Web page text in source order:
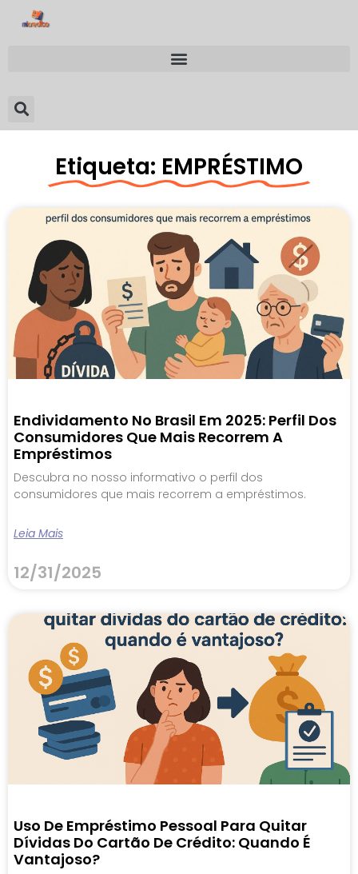
Etiqueta: EMPRÉSTIMO
Endividamento No Brasil Em 2025: Perfil Dos
Consumidores Que Mais Recorrem A
Empréstimos
Descubra no nosso informativo o perfil dos
consumidores que mais recorrem a empréstimos.
Leia Mais
12/31/2025
Uso De Empréstimo Pessoal Para Quitar
Dívidas Do Cartão De Crédito: Quando É
Vantajoso?